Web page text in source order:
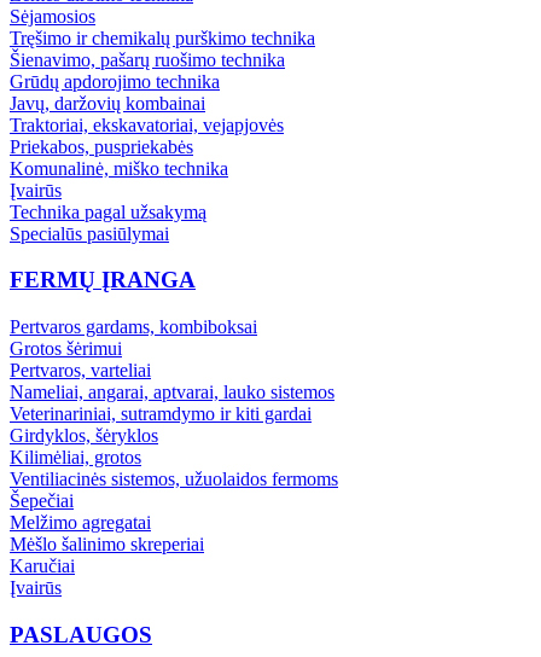
Sėjamosios
Tręšimo ir chemikalų purškimo technika
Šienavimo, pašarų ruošimo technika
Grūdų apdorojimo technika
Javų, daržovių kombainai
Traktoriai, ekskavatoriai, vejapjovės
Priekabos, puspriekabės
Komunalinė, miško technika
Įvairūs
Technika pagal užsakymą
Specialūs pasiūlymai
FERMŲ ĮRANGA
Pertvaros gardams, kombiboksai
Grotos šėrimui
Pertvaros, varteliai
Nameliai, angarai, aptvarai, lauko sistemos
Veterinariniai, sutramdymo ir kiti gardai
Girdyklos, šėryklos
Kilimėliai, grotos
Ventiliacinės sistemos, užuolaidos fermoms
Šepečiai
Melžimo agregatai
Mėšlo šalinimo skreperiai
Karučiai
Įvairūs
PASLAUGOS